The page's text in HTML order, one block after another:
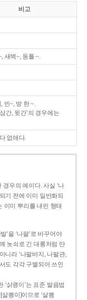
비고
새벽~, 동틀 ~.
빈~, 방 한 ~.
간, 윗간’의 경우에는
없애다.
우의 예이다. 사실 ‘나
기 전에 이미 일반화되
이미 뿌리를 내린 형태
’을 ‘나팔’로 바꾸어야
놋쇠로 긴 대롱처럼 만
니라 ‘나팔바지, 나팔관,
도 각각 구별되어 쓰인
‘삵괭이’는 표준 발음법
쾡이]이므로 ‘살쾡